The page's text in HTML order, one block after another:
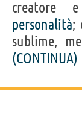
creatore
personalità;
sublime,
(CONTINUA)